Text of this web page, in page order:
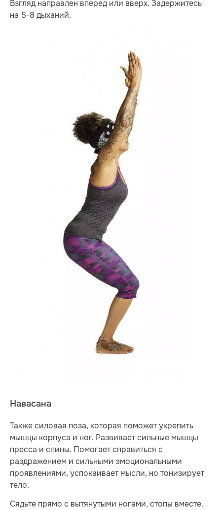
Взгляд направлен вперед или вверх. Задержитесь
на 5-8 дыханий.
Навасана
Также силовая поза, которая поможет укрепить
мышцы корпуса и ног. Развивает сильные мышцы
пресса и спины. Помогает справиться с
раздражением и сильными эмоциональными
проявлениями, успокаивает мысли, но тонизирует
тело.
Сядьте прямо с вытянутыми ногами, стопы вместе.